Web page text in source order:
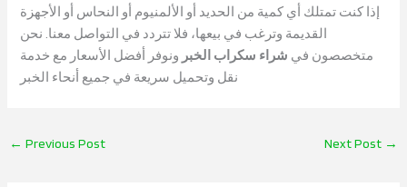
إذا كنت تمتلك أي كمية من الحديد أو الألمنيوم أو النحاس أو الأجهزة
القديمة وترغب في بيعها، فلا تتردد في التواصل معنا. نحن
متخصصون في شراء سكراب الخبر ونوفر أفضل الأسعار مع خدمة
نقل وتحميل سريعة في جميع أنحاء الخبر
← Previous Post Next Post →